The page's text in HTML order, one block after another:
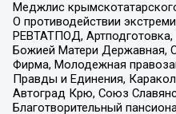
Меджлис
О противодействии
РЕВТАТПОД,
Божией Матери Державная,
Фирма, Молодежная
Правды и Единения,
Автоград Крю, Союз
Благотворительный